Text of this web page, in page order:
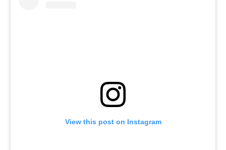
View this post on Instagram